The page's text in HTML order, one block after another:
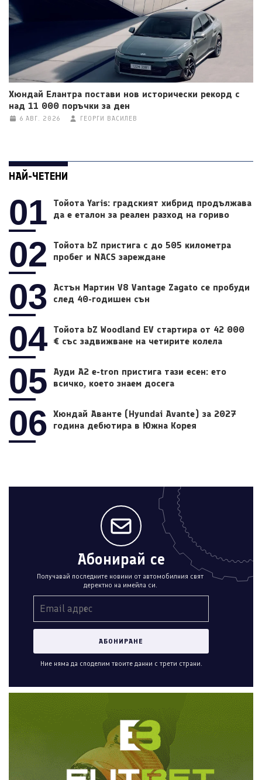
Хюндай Елантра постави нов исторически рекорд с
над 11 000 поръчки за ден
6 АВГ. 2026 ГЕОРГИ ВАСИЛЕВ
НАЙ-ЧЕТЕНИ
01
Тойота Yaris: градският хибрид продължава
да е еталон за реален разход на гориво
02
Тойота bZ пристига с до 505 километра
пробег и NACS зареждане
03
Астън Мартин V8 Vantage Zagato се пробуди
след 40-годишен сън
04 Тойота bZ Woodland EV стартира от 42 000
€ със задвижване на четирите колела
05
Ауди A2 e-tron пристига тази есен: ето
всичко, което знаем досега
06
Хюндай Аванте (Hyundai Avante) за 2027
година дебютира в Южна Корея
Абонирай се
Получавай последните новини от автомобилния свят
деректно на имейла си.
Ние няма да споделим твоите данни с трети страни.